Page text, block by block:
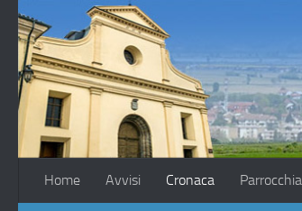
Salta al contenuto
Home Avvisi Cronaca Parrocchia